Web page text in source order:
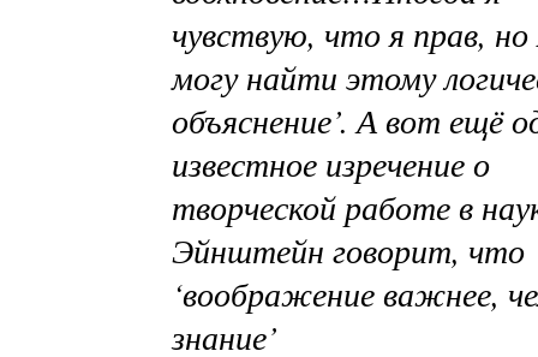
чувствую, что я прав, но
могу найти этому
объяснение’. А вот ещё
известное изречение о
творческой работе в
Эйнштейн говорит, что
‘воображение важнее,
знание’